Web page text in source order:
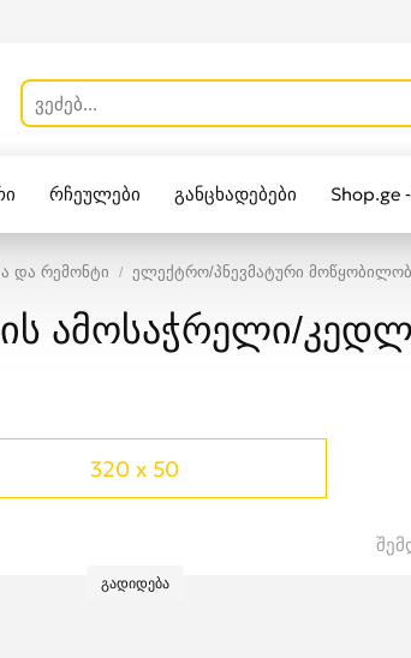
რჩეულები განცხადებები Shop.ge
და რემონტი ელექტრო/პნევმატური
ამოსაჭრელი/
320 x 50
გადიდება